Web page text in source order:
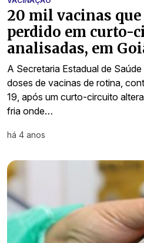
20 mil vacinas
perdido em curto-
analisadas, em
A Secretaria Estadual de
doses de vacinas de rotina,
19, após um curto-circuito
fria onde…
há 4 anos